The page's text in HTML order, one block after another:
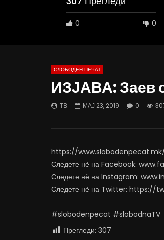
0 0
09:05
СЛОБОДЕН ПЕЧАТ
ИЗЈАВА: Заев
ТВ МАЈ 23, 2019 0
https://
Следете нѐ на Facebook:
Следете нѐ на Instagram:
Следете нѐ на Twitter:
#slobodenpecat #slobodnaTV
Прегледи: 307